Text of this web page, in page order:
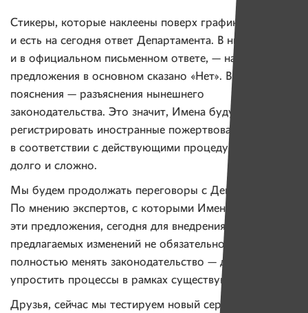
Стикеры, которые наклеены поверх графики, — это
и есть на сегодня ответ Департамента. В них, как
и в официальном письменном ответе, — на наши
предложения в основном сказано «Нет». В качестве
пояснения — разъяснения нынешнего
законодательства. Это значит, Имена будут
регистрировать иностранные пожертвования
в соответствии с действующими процедурами —
долго и сложно.
Мы будем продолжать переговоры с Департаментом.
По мнению экспертов, с которыми Имена готовили
эти предложения, сегодня для внедрения первых
предлагаемых изменений не обязательно даже
полностью менять законодательство — достаточно
упростить процессы в рамках существующего.
Друзья, сейчас мы тестируем новый сервис. Если